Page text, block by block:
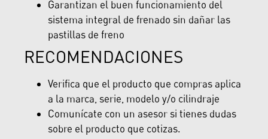
Garantizan el buen funcionamiento del
sistema integral de frenado sin dañar las
pastillas de freno
RECOMENDACIONES
Verifica que el producto que compras aplica
a la marca, serie, modelo y/o cilindraje
Comunícate con un asesor si tienes dudas
sobre el producto que cotizas.